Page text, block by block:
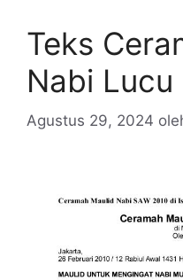
Teks
Nabi Lucu
Agustus 29, 2024